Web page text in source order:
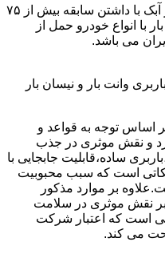
باربری وانت بار و نیسان بار وانت بار آبک با داشتن سابقه بیش از ۷۵
با انواع خودرو حمل از
می باشد.
وانت بار و نیسان بار
بر اساس توجه به قواعد و
و نقش موثری در جذب
ساده،قابلیت جابجایی با
است که سبب محبوبیت
بر موارد مذکور
نقش موثری در سلامت
است که اعتبار شرکت
می کند.